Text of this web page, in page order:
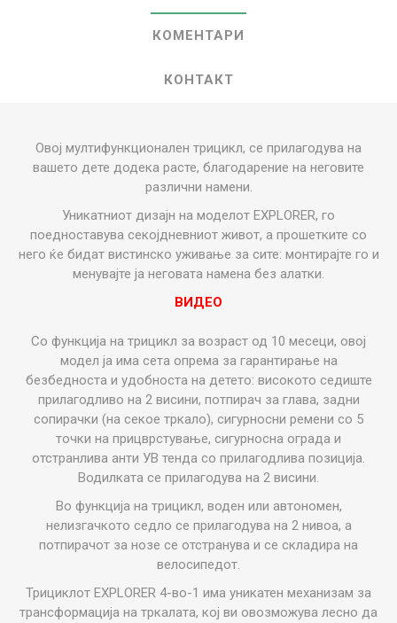
КОМЕНТАРИ
КОНТАКТ
Овој мултифункционален трицикл, се прилагодува на
вашето дете додека расте, благодарение на неговите
различни намени.
Уникатниот дизајн на моделот EXPLORER, го
поедноставува секојдневниот живот, а прошетките со
него ќе бидат вистинско уживање за сите: монтирајте го и
менувајте ја неговата намена без алатки.
ВИДЕО
Со функција на трицикл за возраст од 10 месеци, овој
модел ја има сета опрема за гарантирање на
безбедноста и удобноста на детето: високото седиште
прилагодливо на 2 висини, потпирач за глава, задни
сопирачки (на секое тркало), сигурносни ремени со 5
точки на прицврстување, сигурносна ограда и
отстранлива анти УВ тенда со прилагодлива позиција.
Водилката се прилагодува на 2 висини.
Во функција на трицикл, воден или автономен,
нелизгачкото седло се прилагодува на 2 нивоа, а
потпирачот за нозе се отстранува и се складира на
велосипедот.
Трициклот EXPLORER 4-во-1 има уникатен механизам за
трансформација на тркалата, кој ви овозможува лесно да